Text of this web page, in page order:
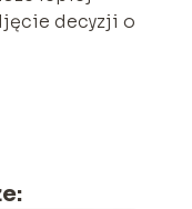
decyzji o